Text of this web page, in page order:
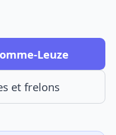
Leuze
et frelons